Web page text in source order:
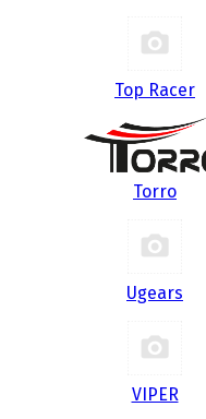
Top Racer
Torro
Ugears
VIPER